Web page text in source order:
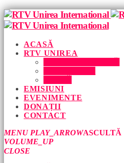
ACASĂ
RTV UNIREA
EMISIUNI
EVENIMENTE
DONAȚII
CONTACT
MENU PLAY_ARROWASCULTĂ
VOLUME_UP
CLOSE